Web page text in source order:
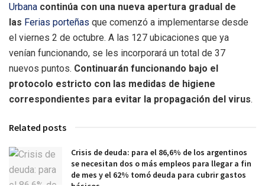
Urbana continúa con una nueva apertura gradual de
las Ferias porteñas que comenzó a implementarse desde
el viernes 2 de octubre. A las 127 ubicaciones que ya
venían funcionando, se les incorporará un total de 37
nuevos puntos. Continuarán funcionando bajo el
protocolo estricto con las medidas de higiene
correspondientes para evitar la propagación del virus.
Related posts
Crisis de deuda: para el 86,6% de los argentinos
se necesitan dos o más empleos para llegar a fin
de mes y el 62% tomó deuda para cubrir gastos